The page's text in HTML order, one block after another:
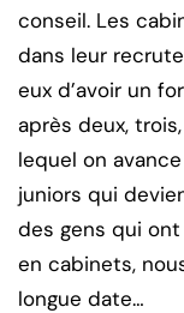
conseil. Les
dans leur
eux d’avoir un
après deux,
lequel on
juniors qui
des gens qui
en cabinets,
longue date…